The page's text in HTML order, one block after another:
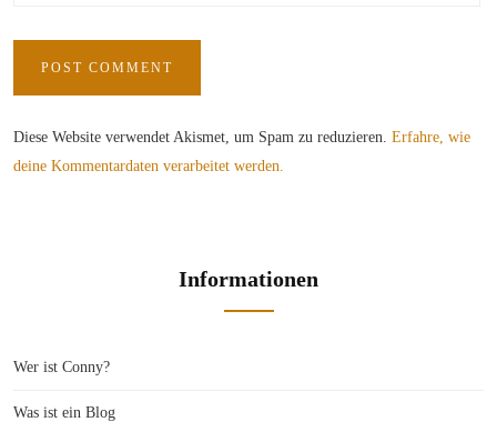
Diese Website verwendet Akismet, um Spam zu reduzieren. Erfahre, wie
deine Kommentardaten verarbeitet werden.
Informationen
Wer ist Conny?
Was ist ein Blog